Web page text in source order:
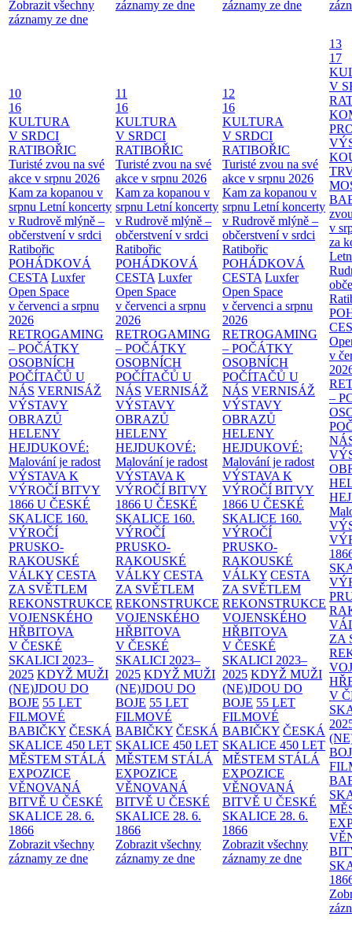
Zobrazit všechny
záznamy ze dne
záznamy ze dne záznamy ze dne
10
16
KULTURA
V SRDCI
RATIBOŘIC
Turisté zvou na své
akce v srpnu 2026
Kam za kopanou v
srpnu Letní koncerty
v Rudrově mlýně –
občerstvení v srdci
Ratibořic
POHÁDKOVÁ
CESTA Luxfer
Open Space
v červenci a srpnu
2026
RETROGAMING
– POČÁTKY
OSOBNÍCH
POČÍTAČŮ U
NÁS VERNISÁŽ
VÝSTAVY
OBRAZŮ
HELENY
HEJDUKOVÉ:
Malování je radost
VÝSTAVA K
VÝROČÍ BITVY
1866 U ČESKÉ
SKALICE 160.
VÝROČÍ
PRUSKO-
RAKOUSKÉ
VÁLKY CESTA
ZA SVĚTLEM
REKONSTRUKCE
VOJENSKÉHO
HŘBITOVA
V ČESKÉ
SKALICI 2023–
2025 KDYŽ MUŽI
(NE)JDOU DO
BOJE 55 LET
FILMOVÉ
BABIČKY ČESKÁ
SKALICE 450 LET
MĚSTEM STÁLÁ
EXPOZICE
VĚNOVANÁ
BITVĚ U ČESKÉ
SKALICE 28. 6.
1866
Zobrazit všechny
záznamy ze dne
11
16
KULTURA
V SRDCI
RATIBOŘIC
Turisté zvou na své
akce v srpnu 2026
Kam za kopanou v
srpnu Letní koncerty
v Rudrově mlýně –
občerstvení v srdci
Ratibořic
POHÁDKOVÁ
CESTA Luxfer
Open Space
v červenci a srpnu
2026
RETROGAMING
– POČÁTKY
OSOBNÍCH
POČÍTAČŮ U
NÁS VERNISÁŽ
VÝSTAVY
OBRAZŮ
HELENY
HEJDUKOVÉ:
Malování je radost
VÝSTAVA K
VÝROČÍ BITVY
1866 U ČESKÉ
SKALICE 160.
VÝROČÍ
PRUSKO-
RAKOUSKÉ
VÁLKY CESTA
ZA SVĚTLEM
REKONSTRUKCE
VOJENSKÉHO
HŘBITOVA
V ČESKÉ
SKALICI 2023–
2025 KDYŽ MUŽI
(NE)JDOU DO
BOJE 55 LET
FILMOVÉ
BABIČKY ČESKÁ
SKALICE 450 LET
MĚSTEM STÁLÁ
EXPOZICE
VĚNOVANÁ
BITVĚ U ČESKÉ
SKALICE 28. 6.
1866
Zobrazit všechny
záznamy ze dne
12
16
KULTURA
V SRDCI
RATIBOŘIC
Turisté zvou na své
akce v srpnu 2026
Kam za kopanou v
srpnu Letní koncerty
v Rudrově mlýně –
občerstvení v srdci
Ratibořic
POHÁDKOVÁ
CESTA Luxfer
Open Space
v červenci a srpnu
2026
RETROGAMING
– POČÁTKY
OSOBNÍCH
POČÍTAČŮ U
NÁS VERNISÁŽ
VÝSTAVY
OBRAZŮ
HELENY
HEJDUKOVÉ:
Malování je radost
VÝSTAVA K
VÝROČÍ BITVY
1866 U ČESKÉ
SKALICE 160.
VÝROČÍ
PRUSKO-
RAKOUSKÉ
VÁLKY CESTA
ZA SVĚTLEM
REKONSTRUKCE
VOJENSKÉHO
HŘBITOVA
V ČESKÉ
SKALICI 2023–
2025 KDYŽ MUŽI
(NE)JDOU DO
BOJE 55 LET
FILMOVÉ
BABIČKY ČESKÁ
SKALICE 450 LET
MĚSTEM STÁLÁ
EXPOZICE
VĚNOVANÁ
BITVĚ U ČESKÉ
SKALICE 28. 6.
1866
Zobrazit všechny
záznamy ze dne
13
17
V
v
za
v
–
ZA
V